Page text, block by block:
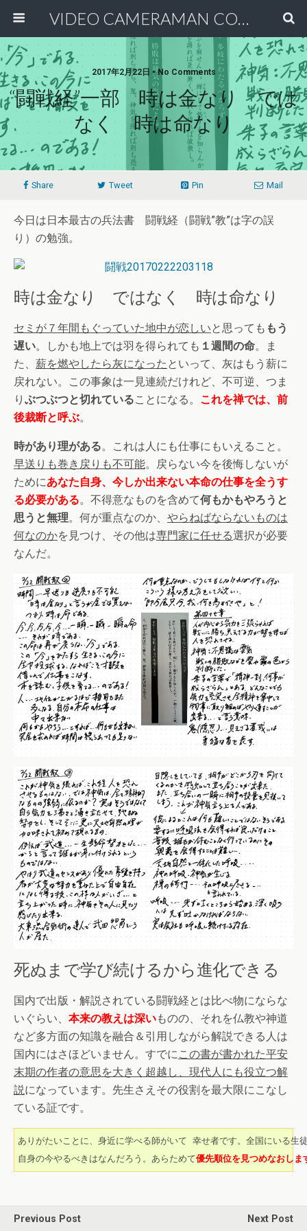
VIDEO CAMERAMAN COMMUNITY
2017年2月22日 • No Comments
“闘戦経”一部 時は金なり では
なく 時は命なり
Share Tweet Pin Mail
今日は日本最古の兵法書 闘戦経（闘戦”教”は字の誤
り）の勉強。
時は金なり ではなく 時は命なり
セミが７年間もぐっていた地中が恋しいと思っても もう
遅い。しかも地上では羽を得られても １週間の命。ま
た、 薪を燃やしたら灰になった といって、灰はもう薪に
戻れない。この事象は一見連続だけれど、不可逆、つま
り ぶつぶつと切れていることになる。 これを禅では、前
後裁断と呼ぶ。
時があり理がある。これは人にも仕事にもいえること。
早送りも巻き戻りも不可能。戻らない今を後悔しないが
ためにあなた自身、今しか出来ない本命の仕事を全うす
る必要がある。不得意なものを含めて何もかもやろうと
思うと無理。何が重点なのか、 やらねばならないものは
何なのかを見つけ、その他は専門家に任せる選択が必要
なんだ。
死ぬまで学び続けるから進化できる
国内で出版・解説されている闘戦経とは比べ物にならな
いぐらい、 本来の教えは深いものの、それを仏教や神道
など多方面の知識を融合＆引用しながら解説できる人は
国内にはさほどいません。すでにこの書が書かれた平安
末期の作者の意思を大きく超越し、現代人にも役立つ解
説になっています。先生さえその役割を最大限にこなし
ている証です。
ありがたいことに、身近に学べる師がいて 幸せ者です。全国にいる生
自身の今やるべきはなんだろう。あらためて優先順位を見つめなおしま
Previous Post Next Post